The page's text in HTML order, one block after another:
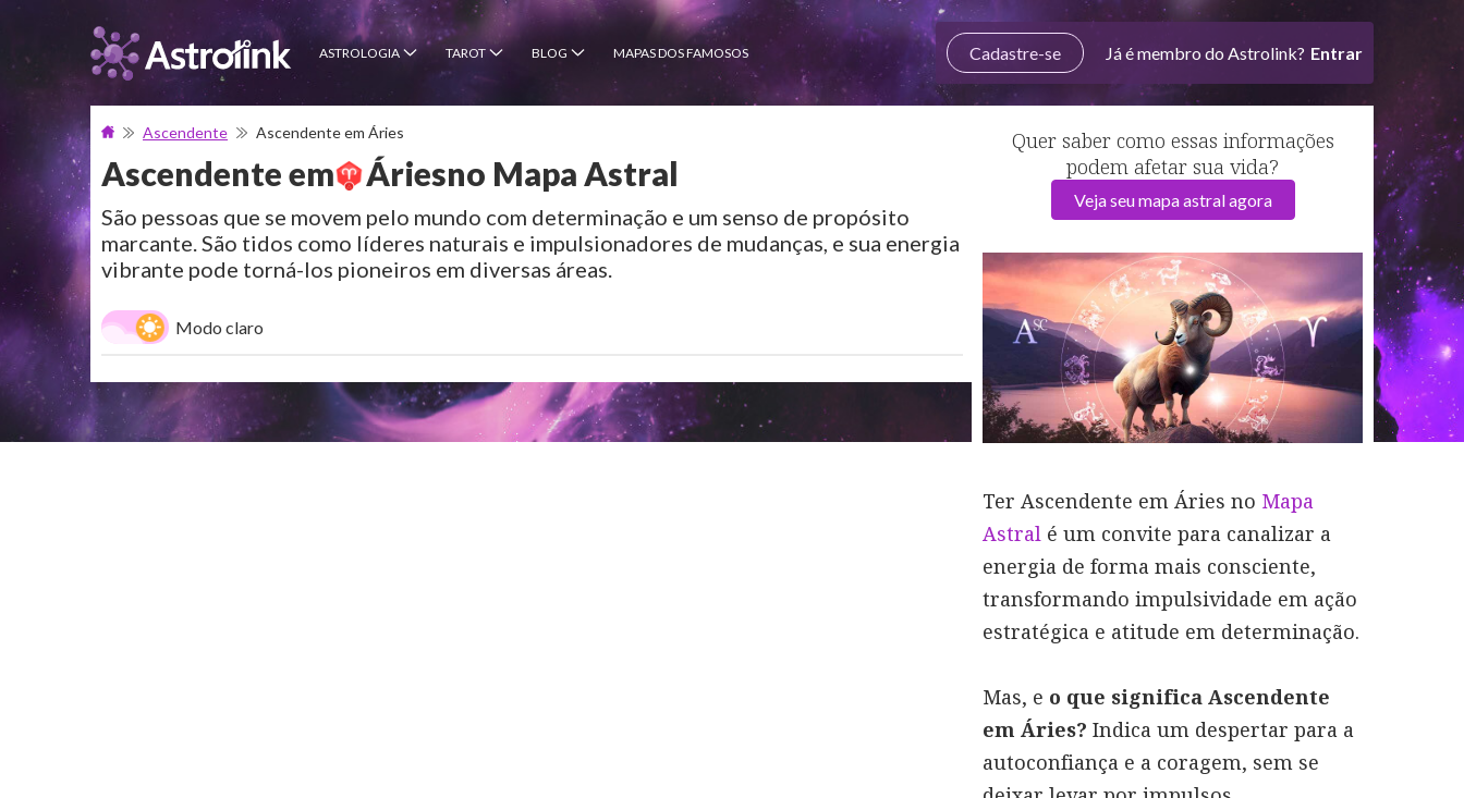
ASTROLOGIA TAROT BLOG MAPAS DOS FAMOSOS Cadastre-se Já é membro do Astrolink? Entrar
Ascendente Ascendente em Áries
Ascendente em Áriesno Mapa Astral
São pessoas que se movem pelo mundo com determinação e um senso de propósito
marcante. São tidos como líderes naturais e impulsionadores de mudanças, e sua energia
vibrante pode torná-los pioneiros em diversas áreas.
Modo claro
Quer saber como essas informações
podem afetar sua vida?
Veja seu mapa astral agora
Ter Ascendente em Áries no Mapa
Astral é um convite para canalizar a
energia de forma mais consciente,
transformando impulsividade em ação
estratégica e atitude em determinação.
Mas, e o que significa Ascendente
em Áries? Indica um despertar para a
autoconfiança e a coragem, sem se